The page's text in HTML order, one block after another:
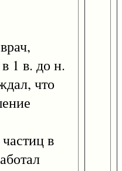
1 в. до н.
что
в